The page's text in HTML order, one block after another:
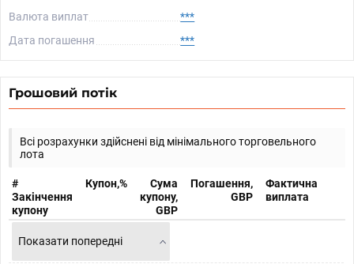
Валюта виплат
***
Дата погашення
***
Грошовий потік
Всі розрахунки здійснені від мінімального торговельного
лота
#
Закінчення
купону
Купон,%
Сума
купону,
GBP
Погашення,
GBP
Фактична
виплата
Показати попередні